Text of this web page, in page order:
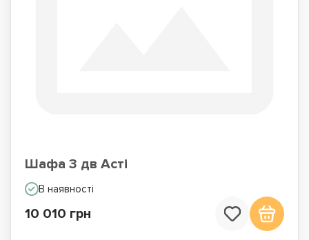
Шафа 3 дв Асті
В наявності
10 010 грн